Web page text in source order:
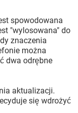
spowodowana
"wylosowana" do
znaczenia
można
dwa odrębne
aktualizacji.
się wdrożyć